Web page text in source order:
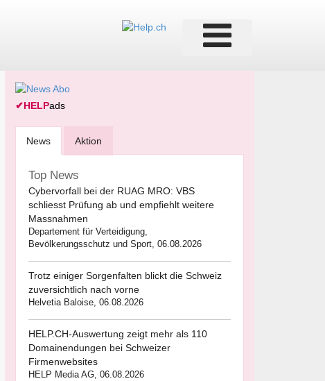
✔HELPads
News Aktion
Top News
Cybervorfall bei der RUAG MRO: VBS
schliesst Prüfung ab und empfiehlt weitere
Massnahmen
Departement für Verteidigung,
Bevölkerungsschutz und Sport, 06.08.2026
Trotz einiger Sorgenfalten blickt die Schweiz
zuversichtlich nach vorne
Helvetia Baloise, 06.08.2026
HELP.CH-Auswertung zeigt mehr als 110
Domainendungen bei Schweizer
Firmenwebsites
HELP Media AG, 06.08.2026